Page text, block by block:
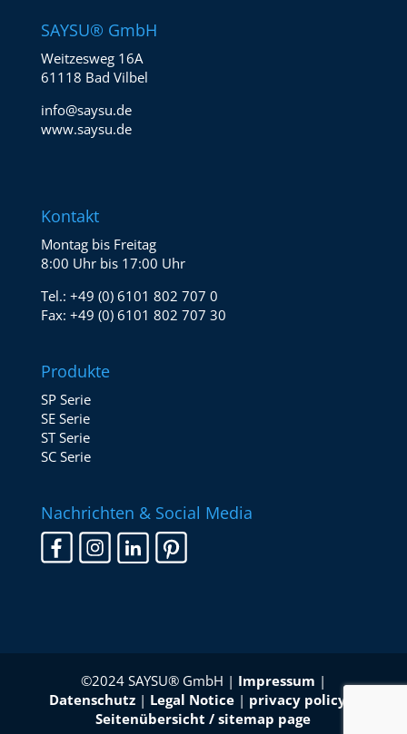
SAYSU® GmbH
Weitzesweg 16A
61118 Bad Vilbel
info@saysu.de
www.saysu.de
Kontakt
Montag bis Freitag
8:00 Uhr bis 17:00 Uhr
Tel.: +49 (0) 6101 802 707 0
Fax: +49 (0) 6101 802 707 30
Produkte
SP Serie
SE Serie
ST Serie
SC Serie
Nachrichten & Social Media
©2024 SAYSU® GmbH | Impressum |
Datenschutz | Legal Notice | privacy policy
Seitenübersicht / sitemap page